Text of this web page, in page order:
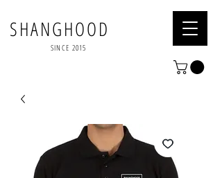
SHANGHOOD
SINCE 2015